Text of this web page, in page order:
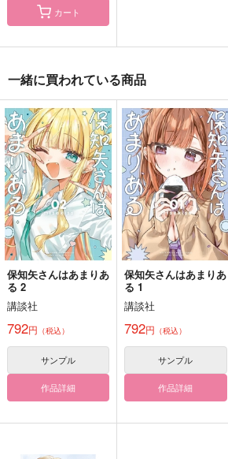
サンプル
作品詳細 作品詳細
鬼徹の刃 鬼殺隊のあ
れやこれ編
第69金魚大隊
1,257
鬼灯
サンプル
作品詳細
鬼徹の刃 無限猫好好
編前編
第69金魚大隊
1,257
鬼灯
サンプル
作品詳細
カート
一緒に買われている商品
保知矢さんはあまりあ
る 2
講談社
792円 （税込）
サンプル
作品詳細
保知矢さんはあまりあ
る 1
講談社
792円 （税込）
サンプル
作品詳細